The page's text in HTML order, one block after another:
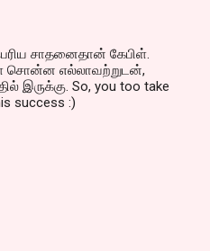
சாதனைதான் கேபிள்.
சொன்ன எல்லாவற்றுடன்,
இருக்கு. So, you too take
success :)